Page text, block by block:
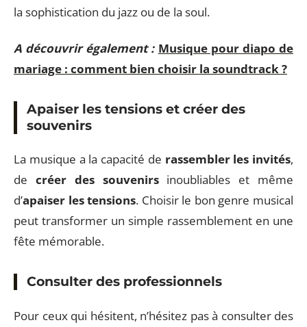
la sophistication du jazz ou de la soul.
A découvrir également : Musique pour diapo de
mariage : comment bien choisir la soundtrack ?
Apaiser les tensions et créer des
souvenirs
La musique a la capacité de rassembler les invités,
de créer des souvenirsinoubliables et même
d’apaiser les tensions. Choisir le bon genre musical
peut transformer un simple rassemblement en une
fête mémorable.
Consulter des professionnels
Pour ceux qui hésitent, n’hésitez pas à consulter des